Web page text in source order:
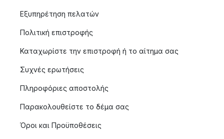
Εξυπηρέτηση πελατών
Πολιτική επιστροφής
Καταχωρίστε την επιστροφή ή το αίτημα σας
Συχνές ερωτήσεις
Πληροφόριες αποστολής
Παρακολουθείστε το δέμα σας
Όροι και Προϋποθέσεις